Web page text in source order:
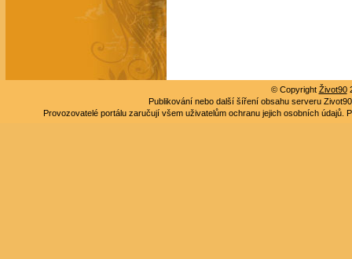
© Copyright Život90
Publikování nebo další šíření obsahu serveru
Provozovatelé portálu zaručují všem uživatelům ochranu jejich osobních